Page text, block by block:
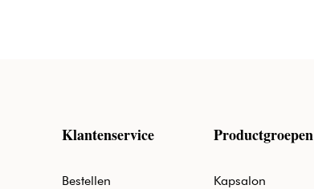
Klantenservice
Bestellen
Productgroepen
Kapsalon